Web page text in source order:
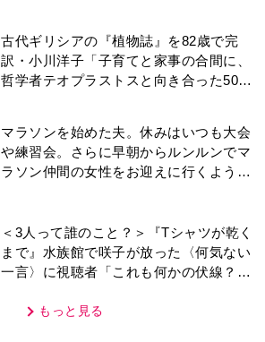
古代ギリシアの『植物誌』を82歳で完
訳・小川洋子「子育てと家事の合間に、
哲学者テオプラストスと向き合った50
マラソンを始めた夫。休みはいつも大会
や練習会。さらに早朝からルンルンでマ
ラソン仲間の女性をお迎えに行くように
＜3人って誰のこと？＞『Tシャツが乾く
まで』水族館で咲子が放った〈何気ない
一言〉に視聴者「これも何かの伏線？」
もっと見る